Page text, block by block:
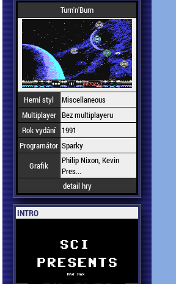
Turn'n'Burn
Herní styl
Miscellaneous
Multiplayer Bez multiplayeru
Rok vydání
1991
Programátor Sparky
Grafik
Philip Nixon, Kevin
Pres...
detail hry
INTRO